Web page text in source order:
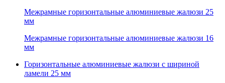
Межрамные горизонтальные алюминиевые жалюзи 25
мм
Межрамные горизонтальные алюминиевые жалюзи 16
мм
Горизонтальные алюминиевые жалюзи с шириной
ламели 25 мм